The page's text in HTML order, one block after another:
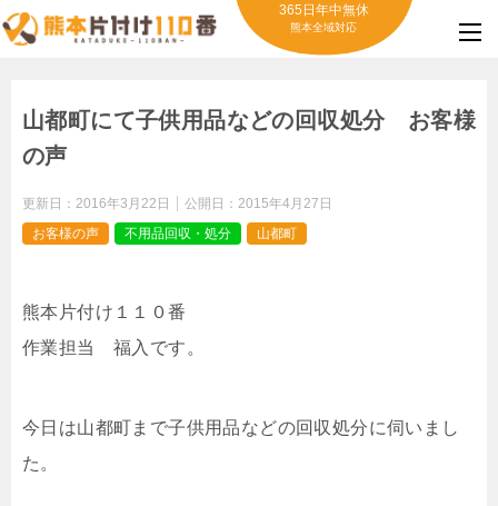
365日年中無休
熊本全域対応
山都町にて子供用品などの回収処分 お客様
の声
更新日： 2016年3月22日 公開日： 2015年4月27日
お客様の声
不用品回収・処分 山都町
熊本片付け１１０番
作業担当 福入です。
今日は山都町まで子供用品などの回収処分に伺いまし
た。